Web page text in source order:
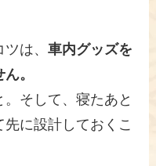
ツは、車内グッズを
。
そして、寝たあと
に設計しておくこ